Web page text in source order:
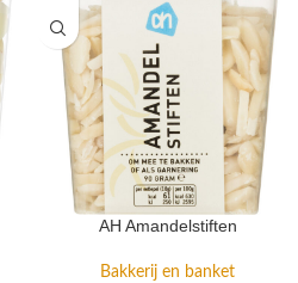
AH Amandelstiften
Bakkerij en banket